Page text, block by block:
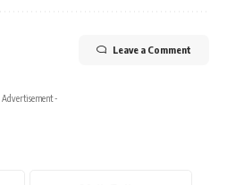
Leave a Comment
-